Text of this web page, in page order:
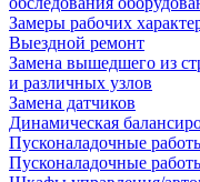
Замеры рабочих
Выездной ремонт
Замена вышедшего из
и различных узлов
Замена датчиков
Динамическая
Пусконаладочные
Пусконаладочные